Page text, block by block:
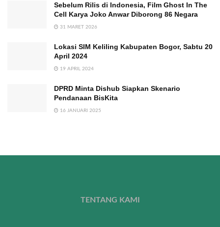
Sebelum Rilis di Indonesia, Film Ghost In The
Cell Karya Joko Anwar Diborong 86 Negara
31 MARET 2026
Lokasi SIM Keliling Kabupaten Bogor, Sabtu 20
April 2024
19 APRIL 2024
DPRD Minta Dishub Siapkan Skenario
Pendanaan BisKita
16 JANUARI 2025
TENTANG KAMI